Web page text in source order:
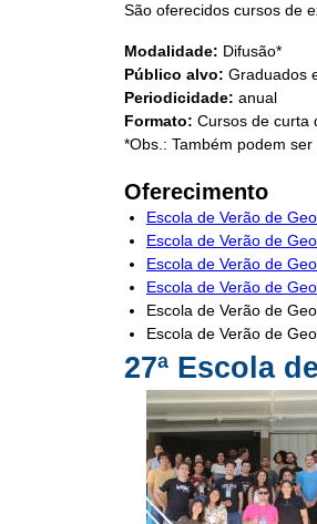
São oferecidos cursos de
Modalidade: Difusão*
Público alvo: Graduados
Periodicidade: anual
Formato: Cursos de curta
*Obs.: Também podem
Oferecimento
Escola de Verão de
Escola de Verão de
Escola de Verão de
Escola de Verão de
Escola de Verão de
Escola de Verão de
27ª Escola